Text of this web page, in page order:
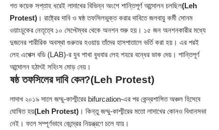
গত কয়েক সপ্তাহ ধরেই লাদাখের বিভিন্ন অংশে শান্তিপূর্ণ আন্দোলন চলছিল(Leh
Protest) । রাষ্ট্রের দাবি ও ষষ্ঠ তফসিলভুক্ত করার দাবিতে জলবায়ু কর্মী সোনম
ওয়াংচুকের নেতৃত্বে ১০ সেপ্টেম্বর থেকে অনশন শুরু হয়। ১৫ জন অনশনকারীর মধ্যে
দুজনের শারীরিক অবস্থা গুরুতর হওয়ায় তাঁদের হাসপাতালে ভর্তি করা হয়। এর পরই
লেহ এপেক্স বডি (LAB)-র যুব শাখা বুধবার লেহ শহরে বন্ধের ডাক দেয়। শান্তিপূর্ণ
আন্দোলন হঠাৎই সহিংস মোড় নেয়।
ষষ্ঠ তফসিলের দাবি কেন?(Leh Protest)
লাদাখ ২০১৯ সালে জম্মু-কাশ্মীরের bifurcation-এর পর কেন্দ্রশাসিত অঞ্চল হিসেবে
ঘোষিত হয়(Leh Protest) । কিন্তু জম্মু-কাশ্মীরের মতো লাদাখের কোনও বিধানসভা
নেই। ফলে সম্পূর্ণভাবে কেন্দ্রের নিয়ন্ত্রণে চলে যায়।